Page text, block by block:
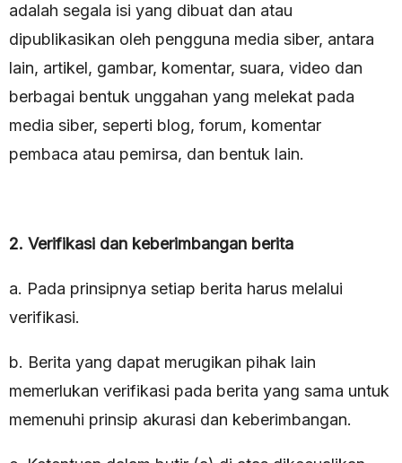
adalah segala isi yang dibuat dan atau
dipublikasikan oleh pengguna media siber, antara
lain, artikel, gambar, komentar, suara, video dan
berbagai bentuk unggahan yang melekat pada
media siber, seperti blog, forum, komentar
pembaca atau pemirsa, dan bentuk lain.
2. Verifikasi dan keberimbangan berita
a. Pada prinsipnya setiap berita harus melalui
verifikasi.
b. Berita yang dapat merugikan pihak lain
memerlukan verifikasi pada berita yang sama untuk
memenuhi prinsip akurasi dan keberimbangan.